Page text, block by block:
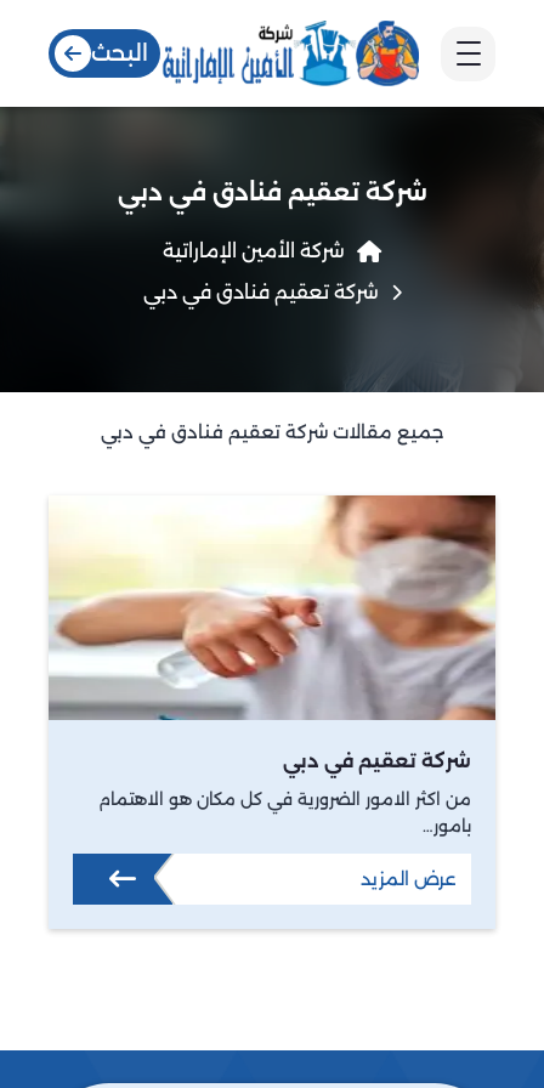
البحث
شركة تعقيم فنادق في دبي
شركة الأمين الإماراتية
شركة تعقيم فنادق في دبي
جميع مقالات شركة تعقيم فنادق في دبي
شركة تعقيم في دبي
من اكثر الامور الضرورية في كل مكان هو الاهتمام
بامور…
عرض المزيد